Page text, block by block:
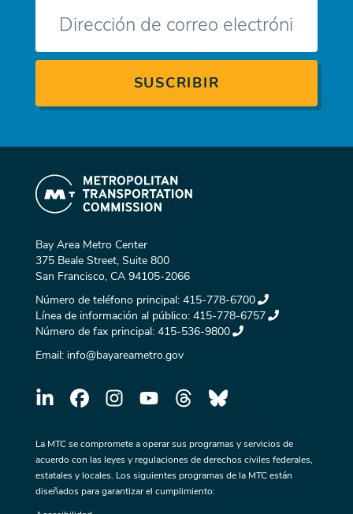
electrónico
Bay Area Metro Center
375 Beale Street, Suite 800
San Francisco, CA 94105-2066
Número de teléfono principal: 415-778-6700
Línea de información al público: 415-778-6757
Número de fax principal: 415-536-9800
Email: info@bayareametro.gov
La MTC se compromete a operar sus programas y servicios de
acuerdo con las leyes y regulaciones de derechos civiles federales,
estatales y locales. Los siguientes programas de la MTC están
diseñados para garantizar el cumplimiento: